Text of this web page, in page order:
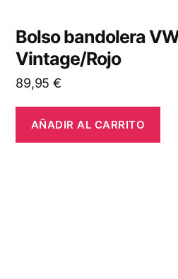
Bolso bandolera
Vintage/Rojo
89,95 €
AÑADIR AL CARRITO